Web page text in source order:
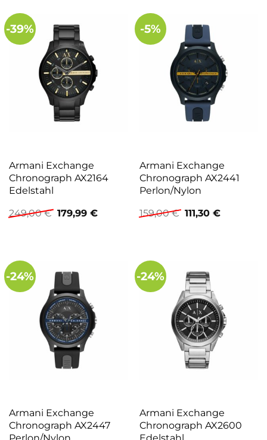
-39%
Armani Exchange
Chronograph AX2164
Edelstahl
249,00€ Ursprünglicher
Preis
179,99 €Aktueller
-5%
Armani Exchange
Chronograph AX2441
Perlon/Nylon
159,00€ Ursprünglicher
Preis
111,30 €Aktueller
-24%
Armani Exchange
Chronograph AX2447
Perlon/Nylon
-24%
Armani Exchange
Chronograph AX2600
Edelstahl